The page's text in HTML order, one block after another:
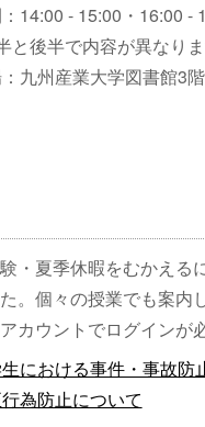
14:00 - 15:00・16:00 -
と後半で内容が異なり
九州産業大学図書館3
・夏季休暇をむかえる
。個々の授業でも案内
カウントでログインが
における事件・事故防
為防止について